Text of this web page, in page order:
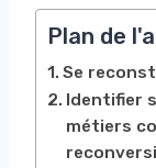
Plan de
Se
Identifier
métiers